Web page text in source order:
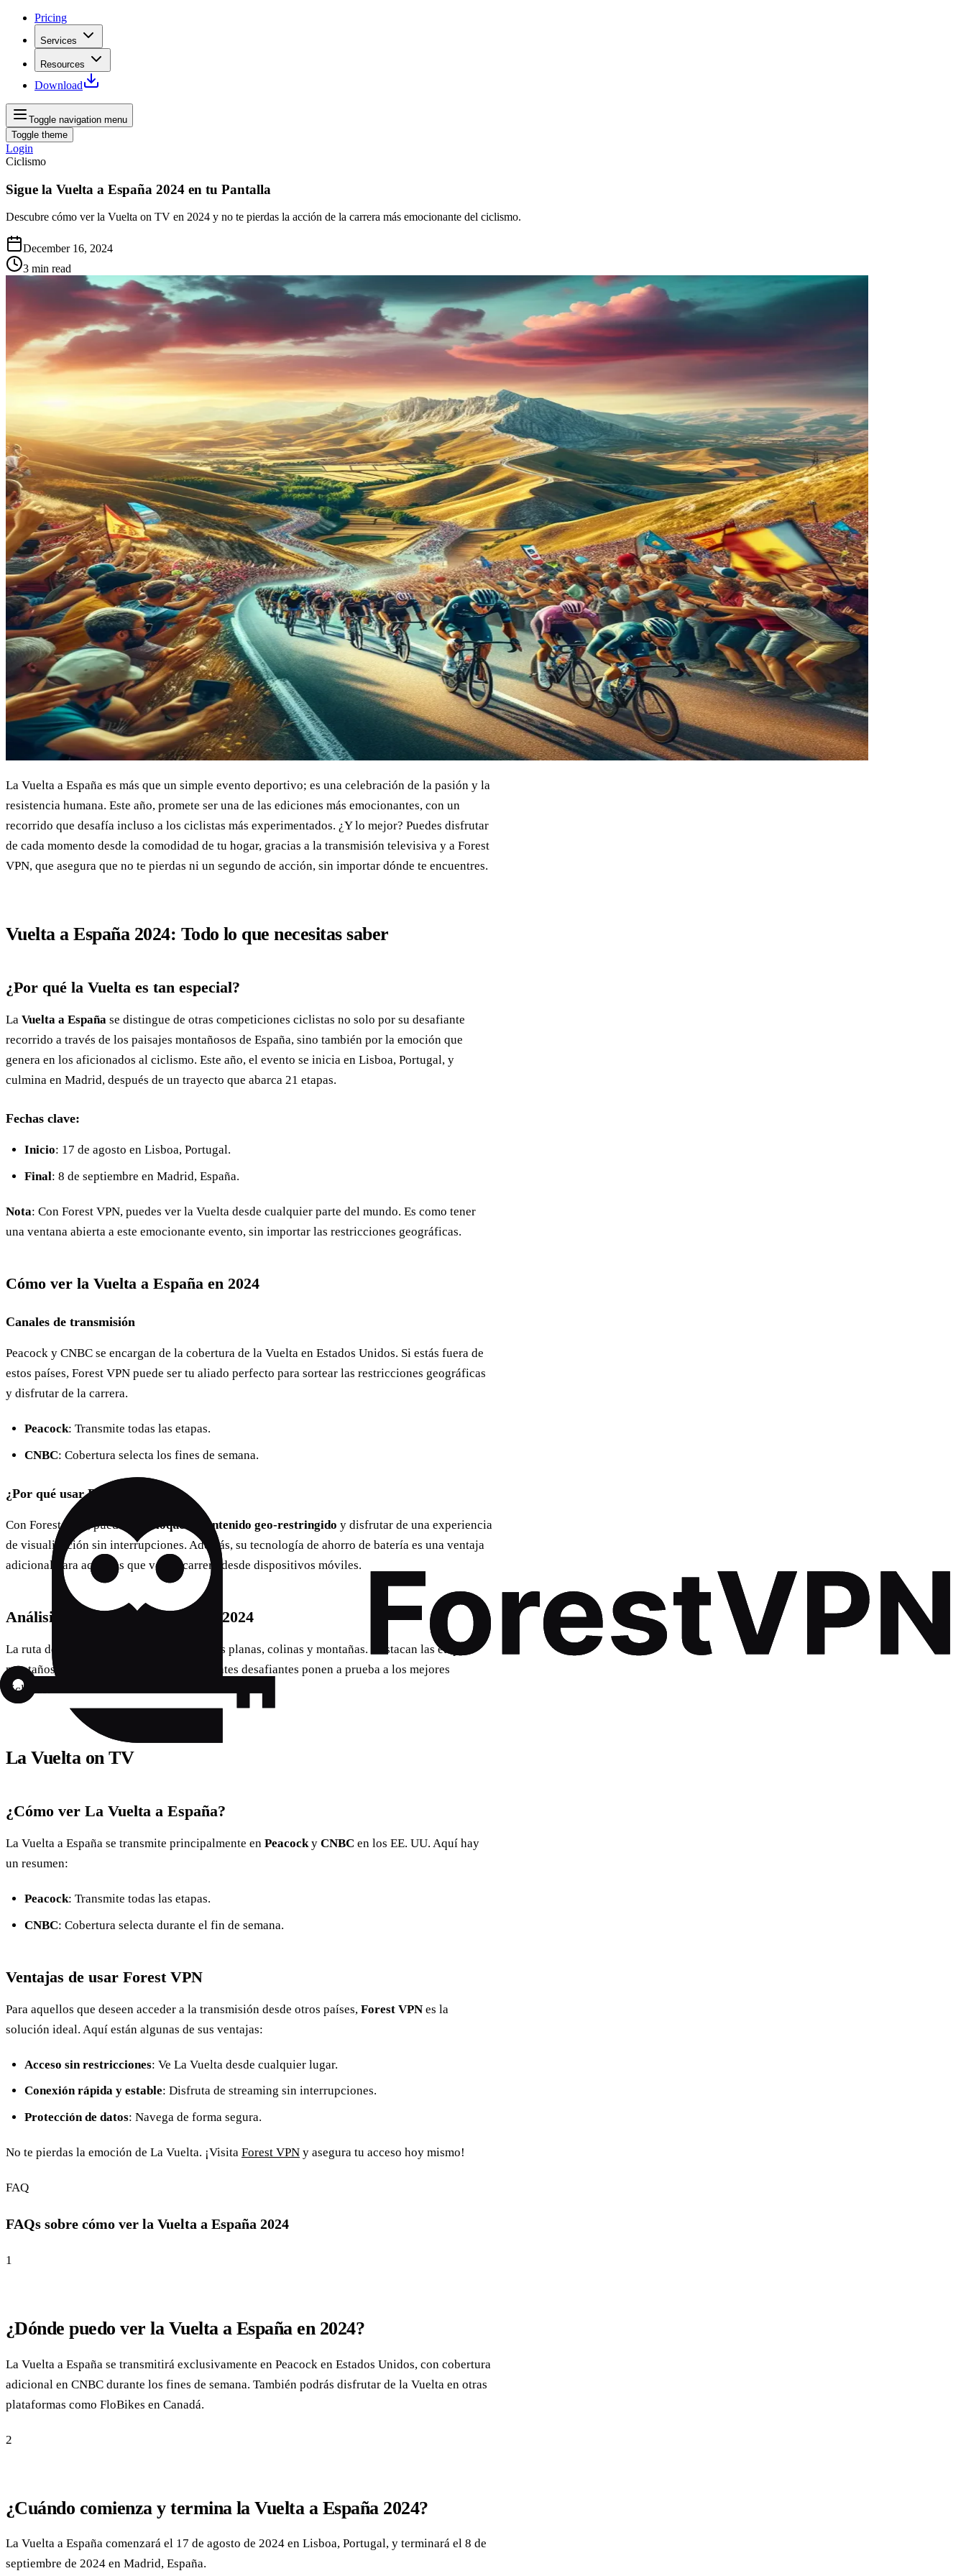
Pricing
Services
Resources
Download
Toggle navigation menu
Toggle theme
Login
Ciclismo
Sigue la Vuelta a España 2024 en tu Pantalla
Descubre cómo ver la Vuelta on TV en 2024 y no te pierdas la acción de la carrera más emocionante del ciclismo.
December 16, 2024
3 min read
La Vuelta a España es más que un simple evento deportivo; es una celebración de la pasión y la
resistencia humana. Este año, promete ser una de las ediciones más emocionantes, con un
recorrido que desafía incluso a los ciclistas más experimentados. ¿Y lo mejor? Puedes disfrutar
de cada momento desde la comodidad de tu hogar, gracias a la transmisión televisiva y a Forest
VPN, que asegura que no te pierdas ni un segundo de acción, sin importar dónde te encuentres.
Vuelta a España 2024: Todo lo que necesitas saber
¿Por qué la Vuelta es tan especial?
La Vuelta a España se distingue de otras competiciones ciclistas no solo por su desafiante
recorrido a través de los paisajes montañosos de España, sino también por la emoción que
genera en los aficionados al ciclismo. Este año, el evento se inicia en Lisboa, Portugal, y
culmina en Madrid, después de un trayecto que abarca 21 etapas.
Fechas clave:
Inicio: 17 de agosto en Lisboa, Portugal.
Final: 8 de septiembre en Madrid, España.
Nota: Con Forest VPN, puedes ver la Vuelta desde cualquier parte del mundo. Es como tener
una ventana abierta a este emocionante evento, sin importar las restricciones geográficas.
Cómo ver la Vuelta a España en 2024
Canales de transmisión
Peacock y CNBC se encargan de la cobertura de la Vuelta en Estados Unidos. Si estás fuera de
estos países, Forest VPN puede ser tu aliado perfecto para sortear las restricciones geográficas
y disfrutar de la carrera.
Peacock: Transmite todas las etapas.
CNBC: Cobertura selecta los fines de semana.
¿Por qué usar Forest VPN?
Con Forest VPN, puedes desbloquear contenido geo-restringido y disfrutar de una experiencia
de visualización sin interrupciones. Además, su tecnología de ahorro de batería es una ventaja
adicional para aquellos que ven la carrera desde dispositivos móviles.
Análisis de la Ruta de la Vuelta 2024
La ruta de este año es una mezcla de etapas planas, colinas y montañas. Destacan las etapas
montañosas en Asturias, donde las pendientes desafiantes ponen a prueba a los mejores
ciclistas.
La Vuelta on TV
¿Cómo ver La Vuelta a España?
La Vuelta a España se transmite principalmente en Peacocky CNBC en los EE. UU. Aquí hay
un resumen:
Peacock: Transmite todas las etapas.
CNBC: Cobertura selecta durante el fin de semana.
Ventajas de usar Forest VPN
Para aquellos que deseen acceder a la transmisión desde otros países, Forest VPN es la
solución ideal. Aquí están algunas de sus ventajas:
Acceso sin restricciones: Ve La Vuelta desde cualquier lugar.
Conexión rápida y estable: Disfruta de streaming sin interrupciones.
Protección de datos: Navega de forma segura.
No te pierdas la emoción de La Vuelta. ¡Visita Forest VPN y asegura tu acceso hoy mismo!
FAQ
FAQs sobre cómo ver la Vuelta a España 2024
1
¿Dónde puedo ver la Vuelta a España en 2024?
La Vuelta a España se transmitirá exclusivamente en Peacock en Estados Unidos, con cobertura
adicional en CNBC durante los fines de semana. También podrás disfrutar de la Vuelta en otras
plataformas como FloBikes en Canadá.
2
¿Cuándo comienza y termina la Vuelta a España 2024?
La Vuelta a España comenzará el 17 de agosto de 2024 en Lisboa, Portugal, y terminará el 8 de
septiembre de 2024 en Madrid, España.